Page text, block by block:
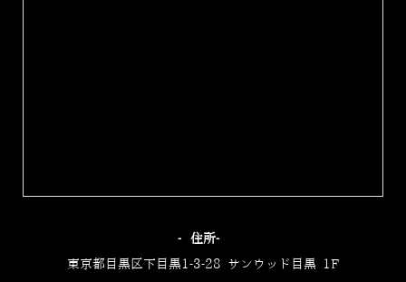
‐住所‐
東京都目黒区下目黒1-3-28 サンウッド目黒 1F